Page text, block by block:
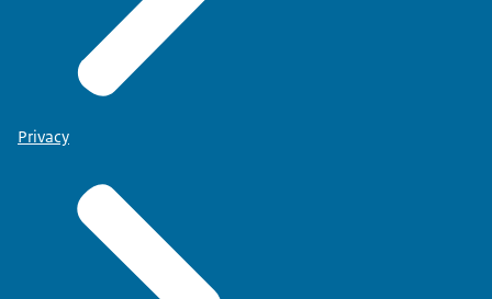
Privacy